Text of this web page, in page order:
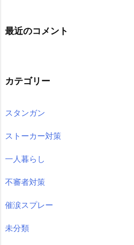
最近のコメント
カテゴリー
スタンガン
ストーカー対策
一人暮らし
不審者対策
催涙スプレー
未分類